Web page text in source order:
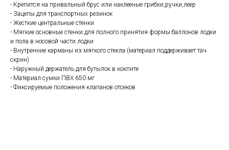
- Крепится на привальный брус или наклееные грибки,ручки,леер
- Зацепы для транспортных резинок
- Жесткие центральные стенки
- Мягкие основные стенки для полного принятия формы баллонов лодки
и пола в носовой части лодки
- Внутренние карманы из мягкого стекла (материал поддерживает тач
скрин)
- Наружный держатель для бутылок в кокпите
- Материал сумки ПВХ 650 мг
- Фиксируемые положения клапанов отсеков